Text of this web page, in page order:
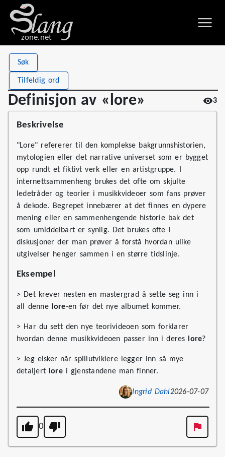
zone.net
Søk
Tilfeldig ord
Definisjon av «lore» 3
Definisjon av «lore»
Stat
Views
Definitions 1
2026
Beskrivelse
"Lore" refererer til den komplekse bakgrunnshistorien,
mytologien eller det narrative universet som er bygget
opp rundt et fiktivt verk eller en artistgruppe. I
internettsammenheng brukes det ofte om skjulte
ledetråder og teorier i musikkvideoer som fans prøver
å dekode. Begrepet innebærer at det finnes en dypere
mening eller en sammenhengende historie bak det
som umiddelbart er synlig. Det brukes ofte i
diskusjoner der man prøver å forstå hvordan ulike
utgivelser henger sammen i en større tidslinje.
Eksempel
> Det krever nesten en mastergrad å sette seg inn i
all denne
lore-en før det nye albumet kommer.
> Har du sett den nye teorivideoen som forklarer
hvordan denne musikkvideoen passer inn i deres
lore?
> Jeg elsker når spillutviklere legger inn så mye
detaljert
lorei gjenstandene man finner.
Ingrid Dahl2026-07-07
0